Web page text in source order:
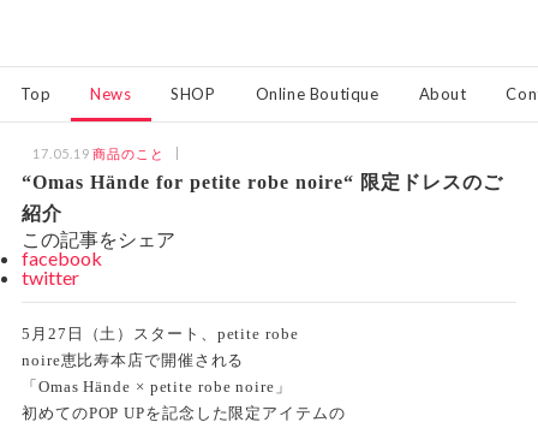
Top News SHOP Online Boutique About
17.05.19 商品のこと
“Omas Hände for petite robe noire“ 限定ドレスのご
紹介
この記事をシェア
facebook
twitter
5月27日（土）スタート、petite robe
noire恵比寿本店で開催される
「Omas Hände × petite robe noire」
初めてのPOP UPを記念した限定アイテムの